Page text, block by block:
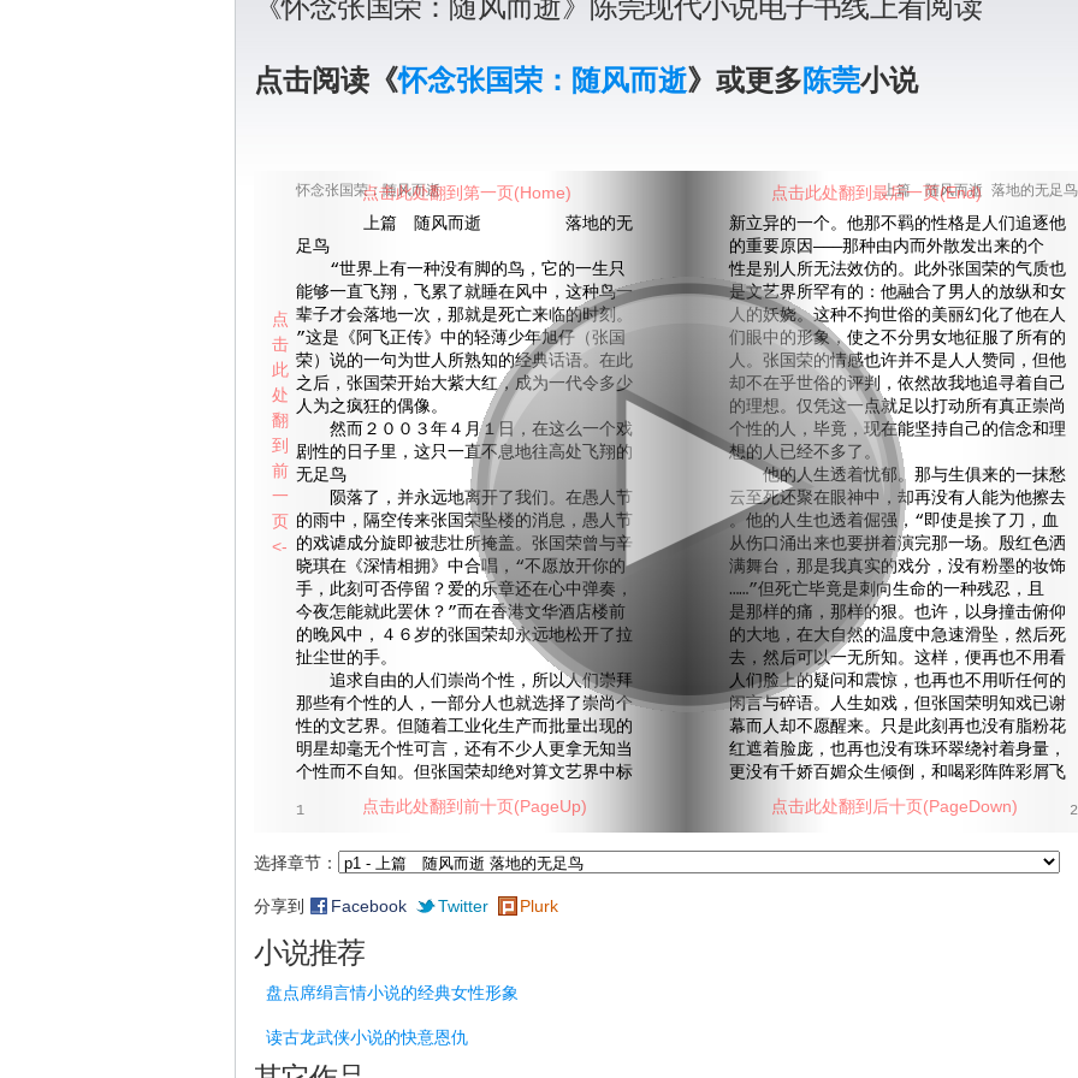
《怀念张国荣：随风而逝》陈莞现代小说电子书线上看阅读
点击阅读《怀念张国荣：随风而逝》或更多陈莞小说
怀念张国荣：随风而逝 上篇 随风而逝 落地的无足鸟
上篇 随风而逝 落地的无
足鸟
“世界上有一种没有脚的鸟，它的一生只
能够一直飞翔，飞累了就睡在风中，这种鸟一
辈子才会落地一次，那就是死亡来临的时刻。
”这是《阿飞正传》中的轻薄少年旭仔（张国
荣）说的一句为世人所熟知的经典话语。在此
之后，张国荣开始大紫大红，成为一代令多少
人为之疯狂的偶像。
然而２００３年４月１日，在这么一个戏
剧性的日子里，这只一直不息地往高处飞翔的
无足鸟
陨落了，并永远地离开了我们。在愚人节
的雨中，隔空传来张国荣坠楼的消息，愚人节
的戏谑成分旋即被悲壮所掩盖。张国荣曾与辛
晓琪在《深情相拥》中合唱，“不愿放开你的
手，此刻可否停留？爱的乐章还在心中弹奏，
今夜怎能就此罢休？”而在香港文华酒店楼前
的晚风中，４６岁的张国荣却永远地松开了拉
扯尘世的手。
追求自由的人们崇尚个性，所以人们崇拜
那些有个性的人，一部分人也就选择了崇尚个
性的文艺界。但随着工业化生产而批量出现的
明星却毫无个性可言，还有不少人更拿无知当
个性而不自知。但张国荣却绝对算文艺界中标
新立异的一个。他那不羁的性格是人们追逐他
的重要原因———那种由内而外散发出来的个
性是别人所无法效仿的。此外张国荣的气质也
是文艺界所罕有的：他融合了男人的放纵和女
人的妖娆。这种不拘世俗的美丽幻化了他在人
们眼中的形象，使之不分男女地征服了所有的
人。张国荣的情感也许并不是人人赞同，但他
却不在乎世俗的评判，依然故我地追寻着自己
的理想。仅凭这一点就足以打动所有真正崇尚
个性的人，毕竟，现在能坚持自己的信念和理
想的人已经不多了。
他的人生透着忧郁。那与生俱来的一抹愁
云至死还聚在眼神中，却再没有人能为他擦去
。他的人生也透着倔强，“即使是挨了刀，血
从伤口涌出来也要拼着演完那一场。殷红色洒
满舞台，那是我真实的戏分，没有粉墨的妆饰
……”但死亡毕竟是刺向生命的一种残忍，且
是那样的痛，那样的狠。也许，以身撞击俯仰
的大地，在大自然的温度中急速滑坠，然后死
去，然后可以一无所知。这样，便再也不用看
人们脸上的疑问和震惊，也再也不用听任何的
闲言与碎语。人生如戏，但张国荣明知戏已谢
幕而人却不愿醒来。只是此刻再也没有脂粉花
红遮着脸庞，也再也没有珠环翠绕衬着身量，
更没有千娇百媚众生倾倒，和喝彩阵阵彩屑飞
1 2
选择章节：
分享到 Facebook Twitter Plurk
点击此处翻到第一页(Home) 点击此处翻到最后一页(End)
点击此处翻到前十页(PageUp) 点击此处翻到后十页(PageDown)
点
击
此
处
翻
到
前
一
页
<-
小说推荐
盘点席绢言情小说的经典女性形象
读古龙武侠小说的快意恩仇